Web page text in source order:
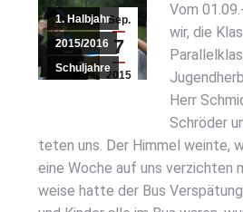
Sep.
7
2015
1. Halbjahr
2015/2016
Schuljahre
Vom
wir, die
Herr
Schrö­der
te­ten uns. Der Him­mel wein­te,
eine Woche auf uns ver­zich­ten
wei­se hat­te der Bus